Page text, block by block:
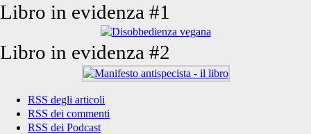
Libro in evidenza #1
Libro in evidenza #2
RSS degli articoli
RSS dei commenti
RSS dei Podcast